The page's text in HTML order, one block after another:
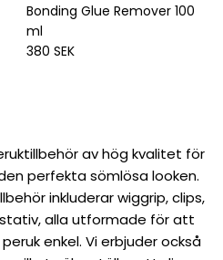
Bonding Glue Remover 100
ml
Ordinarie pris
380 SEK
av hög kvalitet för
perfekta sömlösa looken.
inkluderar wiggrip, clips,
alla utformade för att
enkel. Vi erbjuder också